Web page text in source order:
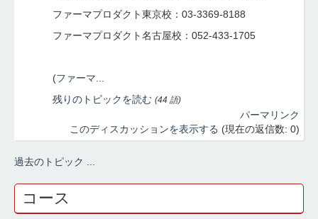
ファーマプロダクト東京校：03-3369-8188
ファーマプロダクト名古屋校：052-433-1705
(ファーマ...
残りのトピックを読む (44 語)
パーマリンク
このディスカッションを表示する (現在の返信数: 0)
過去のトピック ...
コース